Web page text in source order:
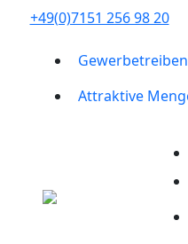
+49(0)7151 256 98 20‬
Attraktive